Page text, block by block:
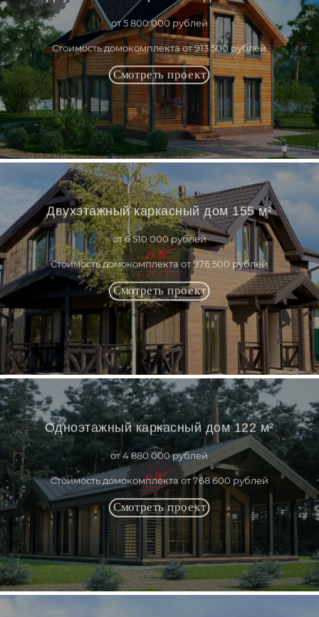
от 5 800 000 рублей
Стоимость домокомплекта от 913 500 рублей
Двухэтажный каркасный дом 155 м²
от 6 510 000 рублей
Стоимость домокомплекта от 976 500 рублей
Одноэтажный каркасный дом 122 м²
от 4 880 000 рублей
Стоимость домокомплекта от 768 600 рублей